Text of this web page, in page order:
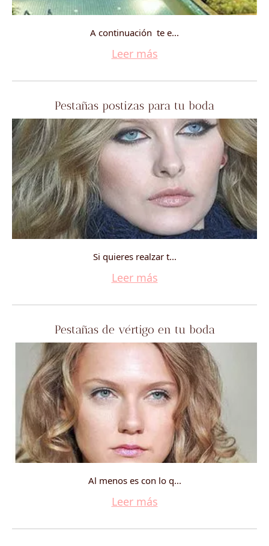
A continuación te e...
Leer más
Pestañas postizas para tu boda
Si quieres realzar t...
Leer más
Pestañas de vértigo en tu boda
Al menos es con lo q...
Leer más